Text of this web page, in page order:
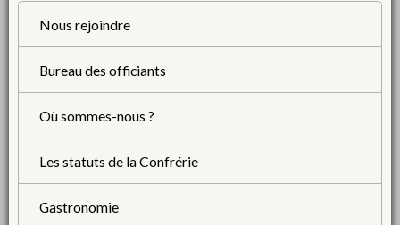
Nous rejoindre
Bureau des officiants
Où sommes-nous ?
Les statuts de la Confrérie
Gastronomie